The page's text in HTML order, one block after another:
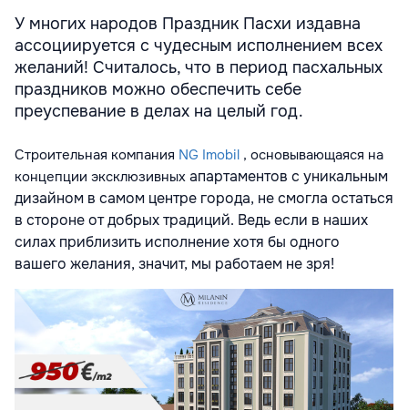
У многих народов Праздник Пасхи издавна
ассоциируется с чудесным исполнением всех
желаний! Считалось, что в период пасхальных
праздников можно обеспечить себе
преуспевание в делах на целый год.
Строительная компания NG Imobil , основывающаяся на
концепции эксклюзивных апартаментов с уникальным
дизайном в самом центре города, не смогла остаться
в стороне от добрых традиций. Ведь если в наших
силах приблизить исполнение хотя бы одного
вашего желания, значит, мы работаем не зря!